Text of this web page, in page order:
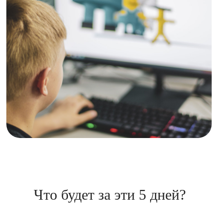
Что будет за эти 5 дней?
Внимание! Предварительная запись (до
1 июня) - дешевле!